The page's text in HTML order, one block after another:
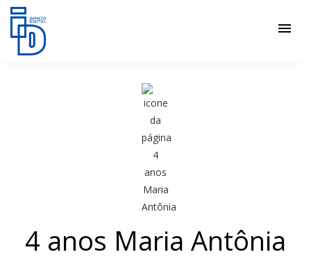
menu
4 anos Maria Antônia